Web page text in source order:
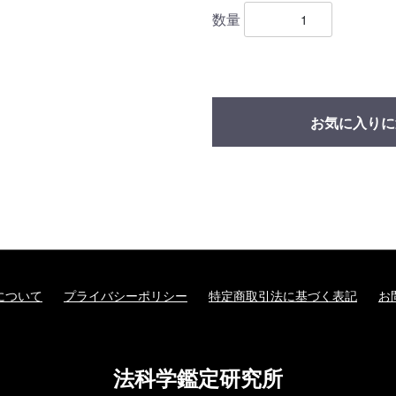
数量
お気に入り
ついて プライバシーポリシー 特定商取引法に基づく表記 お
法科学鑑定研究所